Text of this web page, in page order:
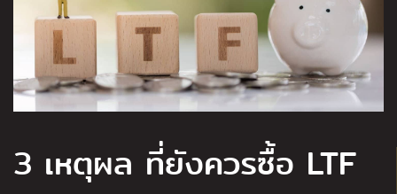
3 เหตุผล ที่ยังควรซื้อ LTF